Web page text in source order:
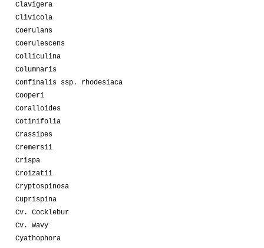
Clavigera
Clivicola
Coerulans
Coerulescens
Colliculina
Columnaris
Confinalis ssp. rhodesiaca
Cooperi
Coralloides
Cotinifolia
Crassipes
Cremersii
Crispa
Croizatii
Cryptospinosa
Cuprispina
Cv. Cocklebur
Cv. Wavy
Cyathophora